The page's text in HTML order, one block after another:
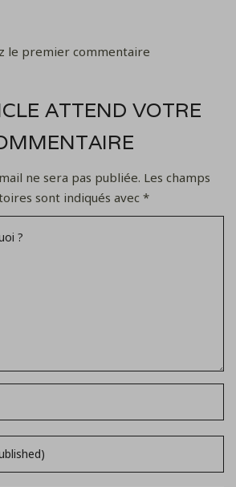
le premier commentaire
ATTEND VOTRE
ne sera pas publiée. Les champs
sont indiqués avec *